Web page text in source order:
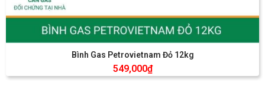
Bình Gas Petrovietnam Đỏ 12kg
549,000₫